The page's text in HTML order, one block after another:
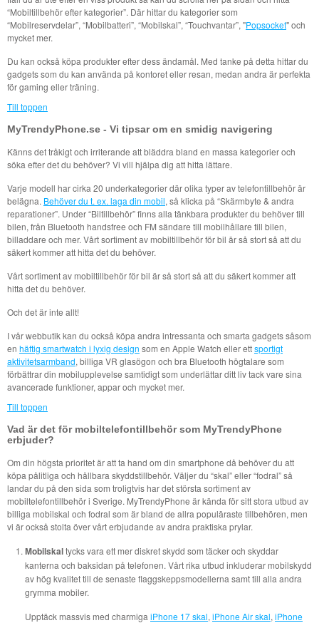
“Mobiltillbehör efter kategorier”. Där hittar du kategorier som
“Mobilreservdelar”, “Mobilbatteri”, “Mobilskal”, “Touchvantar”, "Popsocket" och
mycket mer.
Du kan också köpa produkter efter dess ändamål. Med tanke på detta hittar du
gadgets som du kan använda på kontoret eller resan, medan andra är perfekta
för gaming eller träning.
Till toppen
MyTrendyPhone.se - Vi tipsar om en smidig navigering
Känns det tråkigt och irriterande att bläddra bland en massa kategorier och
söka efter det du behöver? Vi vill hjälpa dig att hitta lättare.
Varje modell har cirka 20 underkategorier där olika typer av telefontillbehör är
belägna. Behöver du t. ex. laga din mobil, så klicka på “Skärmbyte & andra
reparationer”. Under “Biltillbehör” finns alla tänkbara produkter du behöver till
bilen, från Bluetooth handsfree och FM sändare till mobilhållare till bilen,
billaddare och mer. Vårt sortiment av mobiltillbehör för bil är så stort så att du
säkert kommer att hitta det du behöver.
Vårt sortiment av mobiltillbehör för bil är så stort så att du säkert kommer att
hitta det du behöver.
Och det är inte allt!
I vår webbutik kan du också köpa andra intressanta och smarta gadgets såsom
en häftig smartwatch i lyxig design som en Apple Watch eller ettsportigt
aktivitetsarmband, billiga VR glasögon och bra Bluetooth högtalare som
förbättrar din mobilupplevelse samtidigt som underlättar ditt liv tack vare sina
avancerade funktioner, appar och mycket mer.
Till toppen
Vad är det för mobiltelefontillbehör som MyTrendyPhone
erbjuder?
Om din högsta prioritet är att ta hand om din smartphone då behöver du att
köpa pålitliga och hållbara skyddstillbehör. Väljer du “skal” eller “fodral” så
landar du på den sida som troligtvis har det största sortiment av
mobiltelefontillbehör i Sverige. MyTrendyPhone är kända för sitt stora utbud av
billiga mobilskal och fodral som är bland de allra populäraste tillbehören, men
vi är också stolta över vårt erbjudande av andra praktiska prylar.
Mobilskaltycks vara ett mer diskret skydd som täcker och skyddar
kanterna och baksidan på telefonen. Vårt rika utbud inkluderar mobilskydd
av hög kvalitet till de senaste flaggskeppsmodellerna samt till alla andra
grymma mobiler.
Upptäck massvis med charmiga iPhone 17 skal, iPhone Air skal, iPhone